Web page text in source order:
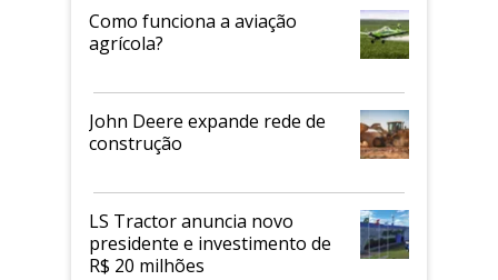
Como funciona a aviação
agrícola?
John Deere expande rede de
construção
LS Tractor anuncia novo
presidente e investimento de
R$ 20 milhões